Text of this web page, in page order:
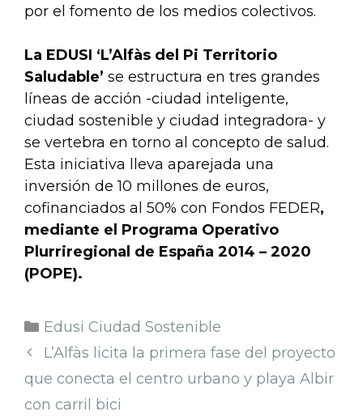
por el fomento de los medios colectivos.
La EDUSI ‘L’Alfàs del Pi Territorio
Saludable’ se estructura en tres grandes
líneas de acción -ciudad inteligente,
ciudad sostenible y ciudad integradora- y
se vertebra en torno al concepto de salud.
Esta iniciativa lleva aparejada una
inversión de 10 millones de euros,
cofinanciados al 50% con Fondos FEDER,
mediante el Programa Operativo
Plurriregional de España 2014 – 2020
(POPE).
Categorías
Edusi Ciudad Sostenible
Navegación
de
L’Alfàs licita la primera fase del proyecto
que conecta el centro urbano y playa Albir
con carril bici